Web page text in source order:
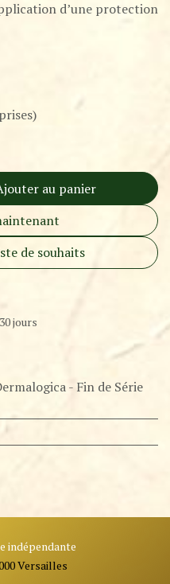
d’une protection
au panier
de souhaits
jours
- Fin de Série
indépendante
Versailles